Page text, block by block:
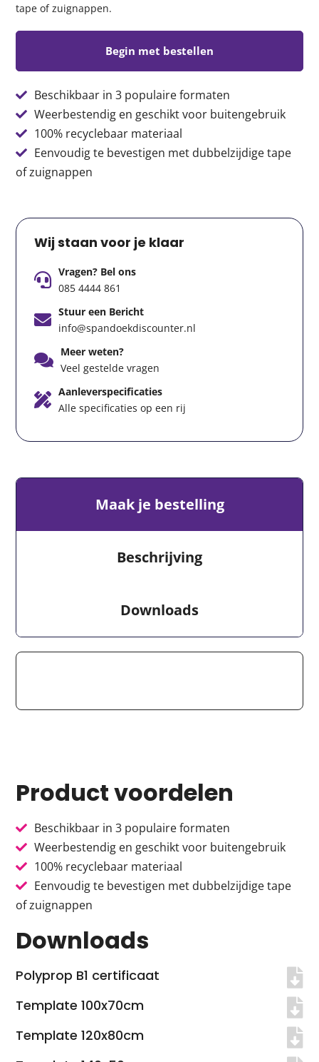
tape of zuignappen.
Begin met bestellen
Beschikbaar in 3 populaire formaten
Weerbestendig en geschikt voor buitengebruik
100% recyclebaar materiaal
Eenvoudig te bevestigen met dubbelzijdige tape
of zuignappen
Wij staan voor je klaar
Vragen? Bel ons
085 4444 861
Stuur een Bericht
info@spandoekdiscounter.nl
Meer weten?
Veel gestelde vragen
Aanleverspecificaties
Alle specificaties op een rij
Maak je bestelling
Beschrijving
Downloads
Product voordelen
Beschikbaar in 3 populaire formaten
Weerbestendig en geschikt voor buitengebruik
100% recyclebaar materiaal
Eenvoudig te bevestigen met dubbelzijdige tape
of zuignappen
Downloads
Polyprop B1 certificaat
Template 100x70cm
Template 120x80cm